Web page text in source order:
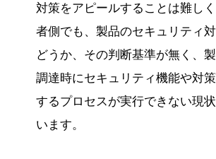
対策をアピールすることは難し
者側でも、製品のセキュリティ
どうか、その判断基準が無く、
調達時にセキュリティ機能や対
するプロセスが実行できない現
います。